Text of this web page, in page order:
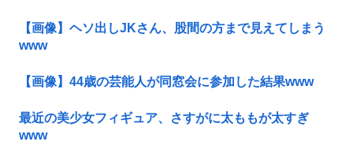
【画像】ヘソ出しJKさん、股間の方まで見えてしまう
www
【画像】44歳の芸能人が同窓会に参加した結果www
最近の美少女フィギュア、さすがに太ももが太すぎ
www